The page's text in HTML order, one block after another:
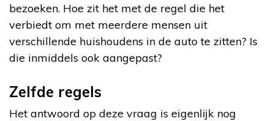
bezoeken. Hoe zit het met de regel die het
verbiedt om met meerdere mensen uit
verschillende huishoudens in de auto te zitten? Is
die inmiddels ook aangepast?
Zelfde regels
Het antwoord op deze vraag is eigenlijk nog